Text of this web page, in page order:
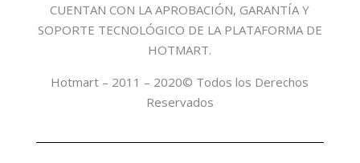
CUENTAN CON LA APROBACIÓN, GARANTÍA Y
SOPORTE TECNOLÓGICO DE LA PLATAFORMA DE
HOTMART.
Hotmart – 2011 – 2020© Todos los Derechos
Reservados